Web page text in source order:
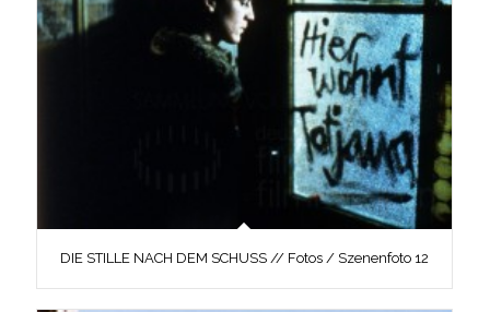
DIE STILLE NACH DEM SCHUSS // Fotos / Szenenfoto 12